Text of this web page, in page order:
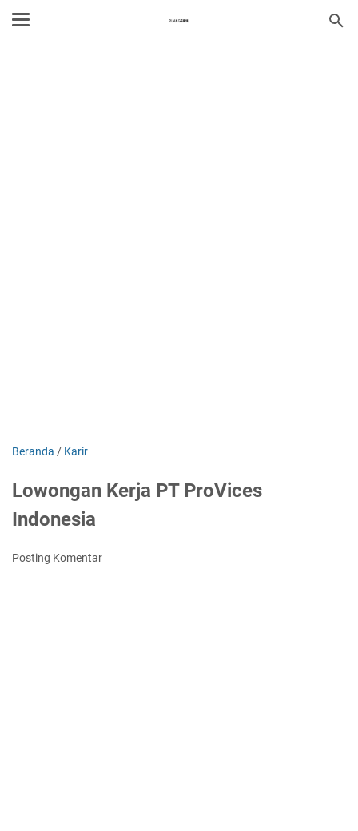
Beranda / Karir
Lowongan Kerja PT ProVices
Indonesia
Posting Komentar